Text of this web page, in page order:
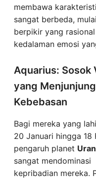
membawa
sangat berbeda,
berpikir yang
kedalaman emosi
Aquarius: Sosok
yang Menjunjung
Kebebasan
Bagi mereka yang
20 Januari hingga 18
pengaruh planet
sangat mendominasi
kepribadian mereka.